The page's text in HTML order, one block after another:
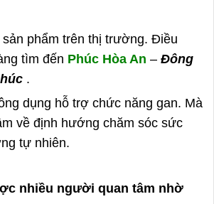
phẩm trên thị trường. Điều
tìm đến Phúc Hòa An – Đông
.
dụng hỗ trợ chức năng gan. Mà
về định hướng chăm sóc sức
tự nhiên.
nhiều người quan tâm nhờ